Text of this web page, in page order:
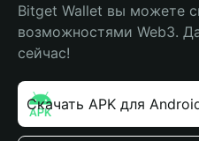
Bitget Wallet вы можете
возможностями Web3.
сейчас!
Скачать APK для